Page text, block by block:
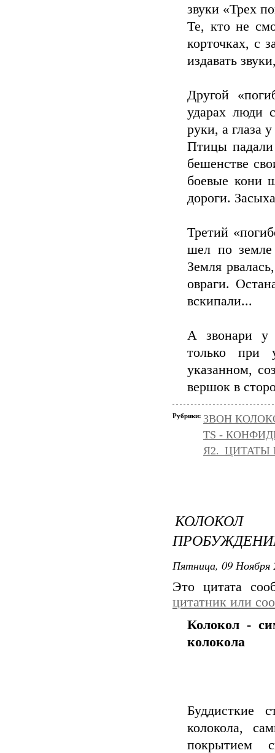
звуки «Трех
Те, кто не
корточках, с
издавать
Другой
ударах люди
руки, а глаза
Птицы
бешенстве
боевые кони
дороги.
Третий
шел по земле
Земля
овраги.
вскипали...
А звонари у
только при
указанном,
вершок в
Рубрики: ЗВОН
TS -
Пятница, 09 Ноября
Это цитата
цитатник или
Колокол -
колокола
Буддисткие
колокола,
покрытием